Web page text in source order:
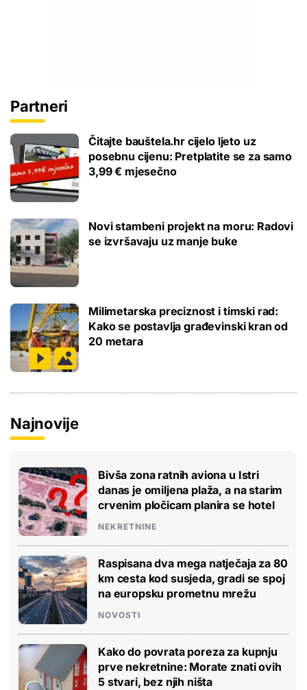
Partneri
Čitajte bauštela.hr cijelo ljeto uz
posebnu cijenu: Pretplatite se za samo
3,99 € mjesečno
Novi stambeni projekt na moru: Radovi
se izvršavaju uz manje buke
Milimetarska preciznost i timski rad:
Kako se postavlja građevinski kran od
20 metara
Najnovije
Bivša zona ratnih aviona u Istri
danas je omiljena plaža, a na starim
crvenim pločicam planira se hotel
NEKRETNINE
Raspisana dva mega natječaja za 80
km cesta kod susjeda, gradi se spoj
na europsku prometnu mrežu
NOVOSTI
Kako do povrata poreza za kupnju
prve nekretnine: Morate znati ovih
5 stvari, bez njih ništa